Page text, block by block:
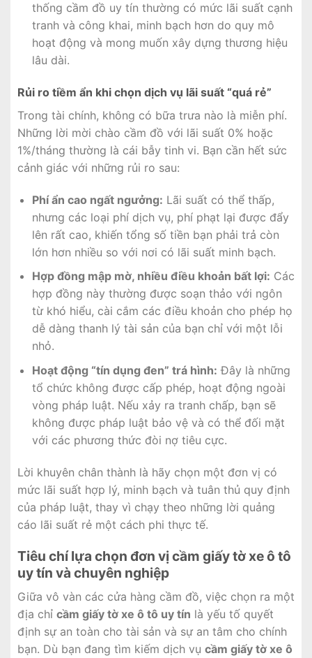
thống cầm đồ uy tín thường có mức lãi suất cạnh
tranh và công khai, minh bạch hơn do quy mô
hoạt động và mong muốn xây dựng thương hiệu
lâu dài.
Rủi ro tiềm ẩn khi chọn dịch vụ lãi suất “quá rẻ”
Trong tài chính, không có bữa trưa nào là miễn phí.
Những lời mời chào cầm đồ với lãi suất 0% hoặc
1%/tháng thường là cái bẫy tinh vi. Bạn cần hết sức
cảnh giác với những rủi ro sau:
Phí ẩn cao ngất ngưởng: Lãi suất có thể thấp,
nhưng các loại phí dịch vụ, phí phạt lại được đẩy
lên rất cao, khiến tổng số tiền bạn phải trả còn
lớn hơn nhiều so với nơi có lãi suất minh bạch.
Hợp đồng mập mờ, nhiều điều khoản bất lợi: Các
hợp đồng này thường được soạn thảo với ngôn
từ khó hiểu, cài cắm các điều khoản cho phép họ
dễ dàng thanh lý tài sản của bạn chỉ với một lỗi
nhỏ.
Hoạt động “tín dụng đen” trá hình: Đây là những
tổ chức không được cấp phép, hoạt động ngoài
vòng pháp luật. Nếu xảy ra tranh chấp, bạn sẽ
không được pháp luật bảo vệ và có thể đối mặt
với các phương thức đòi nợ tiêu cực.
Lời khuyên chân thành là hãy chọn một đơn vị có
mức lãi suất hợp lý, minh bạch và tuân thủ quy định
của pháp luật, thay vì chạy theo những lời quảng
cáo lãi suất rẻ một cách phi thực tế.
Tiêu chí lựa chọn đơn vị cầm giấy tờ xe ô tô
uy tín và chuyên nghiệp
Giữa vô vàn các cửa hàng cầm đồ, việc chọn ra một
địa chỉ cầm giấy tờ xe ô tô uy tín là yếu tố quyết
định sự an toàn cho tài sản và sự an tâm cho chính
bạn. Dù bạn đang tìm kiếm dịch vụ cầm giấy tờ xe ô